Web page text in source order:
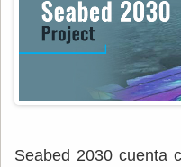
Seabed 2030 cuenta